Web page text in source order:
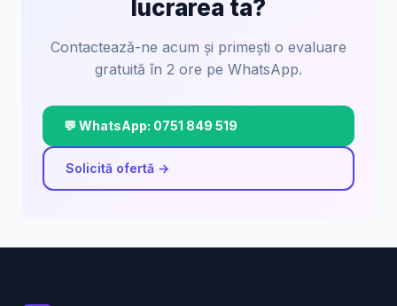
lucrarea ta?
Contactează-ne acum și primești o evaluare
gratuită în 2 ore pe WhatsApp.
💬 WhatsApp: 0751 849 519
Solicită ofertă →